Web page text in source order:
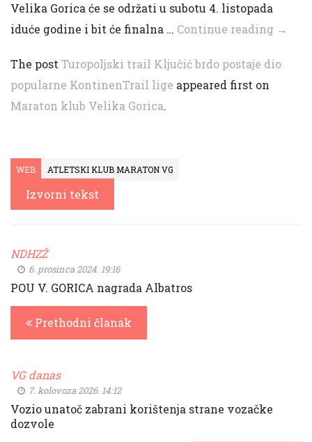
Velika Gorica će se održati u subotu 4. listopada
iduće godine i bit će finalna … Continue reading →
The post Turopoljski trail Ključić brdo postaje dio
popularne KontinenTrail lige appeared first on
Maraton klub Velika Gorica.
WEB ATLETSKI KLUB MARATON VG
Izvorni tekst
NDHZŽ
6. prosinca 2024. 19:16
POU V. GORICA nagrada Albatros
Prethodni članak
VG danas
7. kolovoza 2026. 14:12
Vozio unatoč zabrani korištenja strane vozačke
dozvole